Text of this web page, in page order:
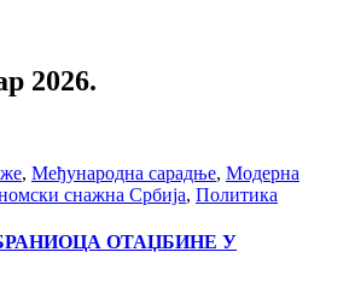
2026.
, Међународна сарадње, Модерна
снажна Србија, Политика
ОТАЏБИНЕ У